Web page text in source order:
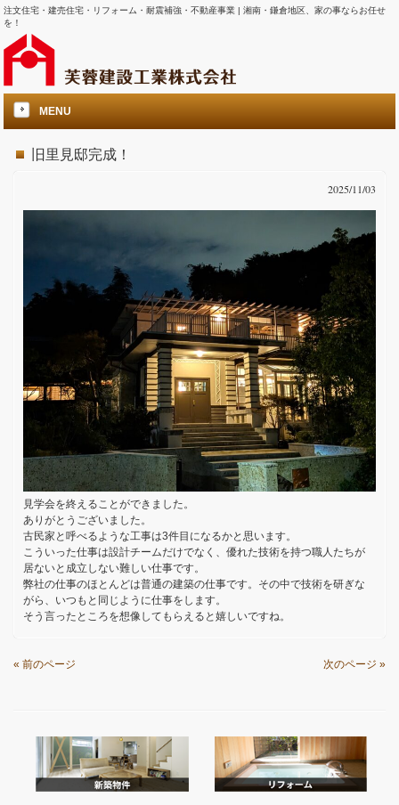
注文住宅・建売住宅・リフォーム・耐震補強・不動産事業 | 湘南・鎌倉地区、家の事ならお任せ
を！
MENU
旧里見邸完成！
2025/11/03
見学会を終えることができました。
ありがとうございました。
古民家と呼べるような工事は3件目になるかと思います。
こういった仕事は設計チームだけでなく、優れた技術を持つ職人たちが
居ないと成立しない難しい仕事です。
弊社の仕事のほとんどは普通の建築の仕事です。その中で技術を研ぎな
がら、いつもと同じように仕事をします。
そう言ったところを想像してもらえると嬉しいですね。
« 前のページ 次のページ »